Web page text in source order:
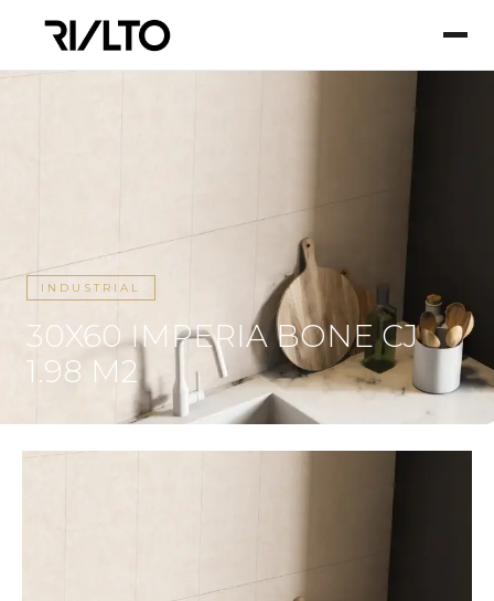
INDUSTRIAL
30X60 IMPERIA BONE CJ
1.98 M2